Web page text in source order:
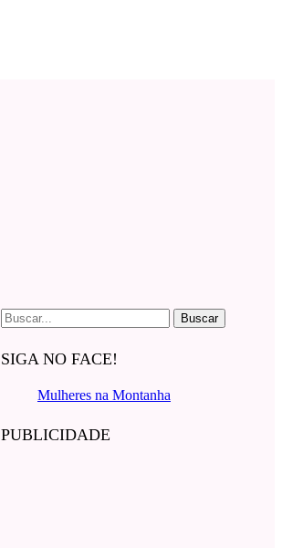
Buscar
por:
SIGA NO FACE!
Mulheres na Montanha
PUBLICIDADE